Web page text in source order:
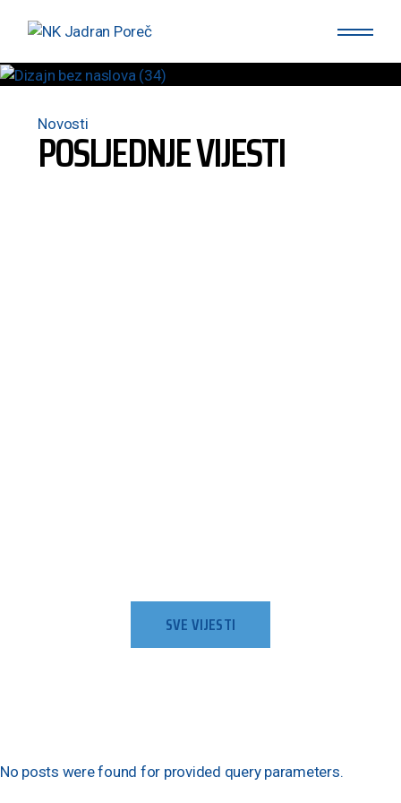
Novosti
POSLJEDNJE VIJESTI
SVE VIJESTI
No posts were found for provided query parameters.